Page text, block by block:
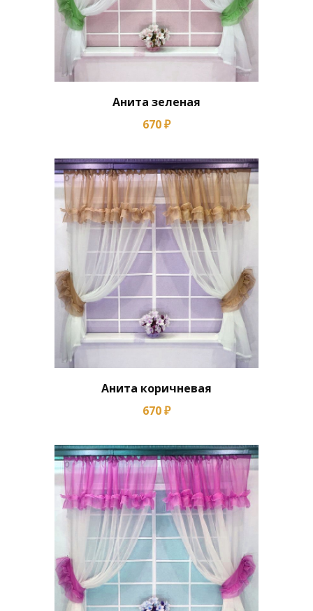
Анита зеленая
670 ₽
Анита коричневая
670 ₽